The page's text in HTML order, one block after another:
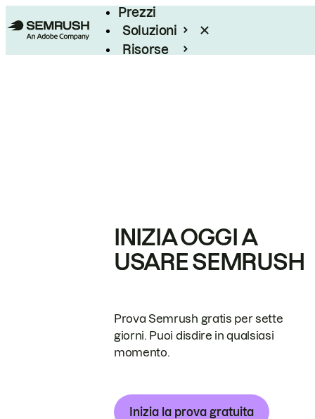
Prezzi
Soluzioni
Risorse
INIZIA OGGI A
USARE SEMRUSH
Prova Semrush gratis per sette
giorni. Puoi disdire in qualsiasi
momento.
Inizia la prova gratuita